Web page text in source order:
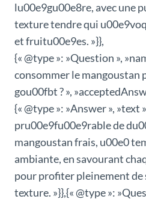
lu00e9gu00e8re, avec une
texture tendre qui
et fruitu00e9es. »}},
{« @type »: »Question »,
consommer le mangoustan
gou00fbt ? »,
{« @type »: »Answer », »text
pru00e9fu00e9rable de
mangoustan frais, u00e0
ambiante, en savourant
pour profiter pleinement de
texture. »}},{« @type »: